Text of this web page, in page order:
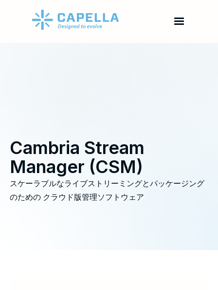
Cambria Stream
Manager (CSM)
スケーラブルなライブストリーミングとパッケージング
のための クラウド版管理ソフトウェア